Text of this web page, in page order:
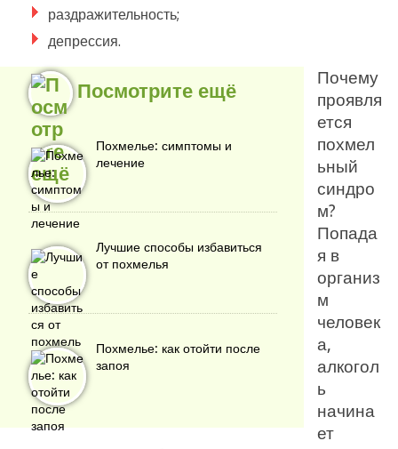
раздражительность;
депрессия.
Посмотрите ещё
Похмелье: симптомы и
лечение
Лучшие способы избавиться
от похмелья
Похмелье: как отойти после
запоя
Почему
проявля
ется
похмел
ьный
синдро
м?
Попада
я в
организ
м
человек
а,
алкогол
ь
начина
ет